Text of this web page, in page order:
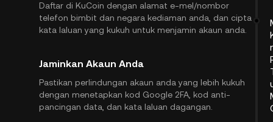
Daftar di KuCoin dengan alamat e-mel/nombor
telefon bimbit dan negara kediaman anda, dan cipta
kata laluan yang kukuh untuk menjamin akaun anda.
Jaminkan Akaun Anda
Pastikan perlindungan akaun anda yang lebih kukuh
dengan menetapkan kod Google 2FA, kod anti-
pancingan data, dan kata laluan dagangan.